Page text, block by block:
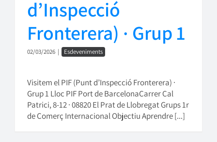
d’Inspecció
Fronterera) · Grup 1
02/03/2026 | Esdeveniments
Visitem el PIF (Punt d’Inspecció Fronterera) ·
Grup 1 Lloc PIF Port de BarcelonaCarrer Cal
Patrici, 8-12 · 08820 El Prat de Llobregat Grups 1r
de Comerç Internacional Objectiu Aprendre [...]